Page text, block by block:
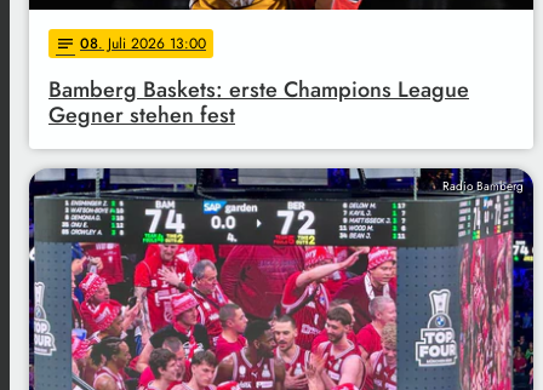
notes 08. Juli 2026 13:00
Bamberg Baskets: erste Champions League
Gegner stehen fest
Radio Bamberg